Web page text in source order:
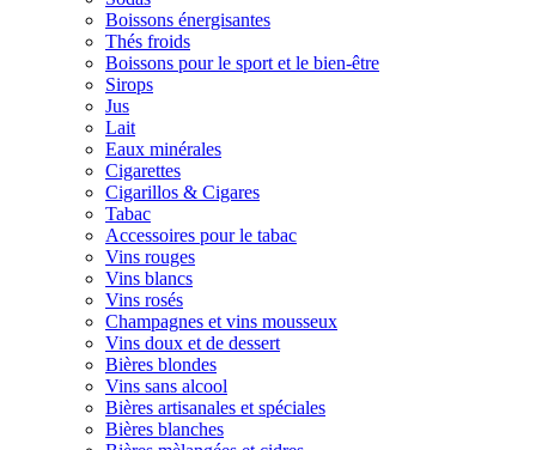
Boissons énergisantes
Thés froids
Boissons pour le sport et le bien-être
Sirops
Jus
Lait
Eaux minérales
Cigarettes
Cigarillos & Cigares
Tabac
Accessoires pour le tabac
Vins rouges
Vins blancs
Vins rosés
Champagnes et vins mousseux
Vins doux et de dessert
Bières blondes
Vins sans alcool
Bières artisanales et spéciales
Bières blanches